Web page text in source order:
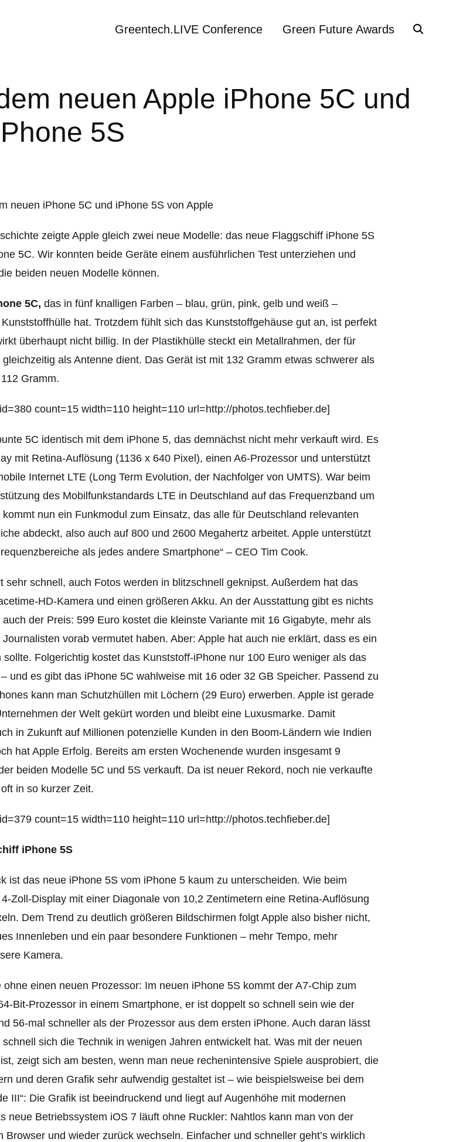
Greentech.LIVE Conference Green Future Awards
neuen Apple iPhone 5C und
5S
zeigte Apple gleich zwei neue Modelle: das neue Flaggschiff iPhone 5S
5C. Wir konnten beide Geräte einem ausführlichen Test unterziehen und
beiden neuen Modelle können.
5C, das in fünf knalligen Farben – blau, grün, pink, gelb und weiß –
hat. Trotzdem fühlt sich das Kunststoffgehäuse gut an, ist perfekt
überhaupt nicht billig. In der Plastikhülle steckt ein Metallrahmen, der für
als Antenne dient. Das Gerät ist mit 132 Gramm etwas schwerer als
Gramm.
count=15 width=110 height=110 url=http://photos.techfieber.de]
5C identisch mit dem iPhone 5, das demnächst nicht mehr verkauft wird. Es
mit Retina-Auflösung (1136 x 640 Pixel), einen A6-Prozessor und unterstützt
Internet LTE (Long Term Evolution, der Nachfolger von UMTS). War beim
des Mobilfunkstandards LTE in Deutschland auf das Frequenzband um
nun ein Funkmodul zum Einsatz, das alle für Deutschland relevanten
abdeckt, also auch auf 800 und 2600 Megahertz arbeitet. Apple unterstützt
als jedes andere Smartphone“ – CEO Tim Cook.
sehr schnell, auch Fotos werden in blitzschnell geknipst. Außerdem hat das
HD-Kamera und einen größeren Akku. An der Ausstattung gibt es nichts
der Preis: 599 Euro kostet die kleinste Variante mit 16 Gigabyte, mehr als
vorab vermutet haben. Aber: Apple hat auch nie erklärt, dass es ein
sollte. Folgerichtig kostet das Kunststoff-iPhone nur 100 Euro weniger als das
und es gibt das iPhone 5C wahlweise mit 16 oder 32 GB Speicher. Passend zu
kann man Schutzhüllen mit Löchern (29 Euro) erwerben. Apple ist gerade
der Welt gekürt worden und bleibt eine Luxusmarke. Damit
in Zukunft auf Millionen potenzielle Kunden in den Boom-Ländern wie Indien
hat Apple Erfolg. Bereits am ersten Wochenende wurden insgesamt 9
beiden Modelle 5C und 5S verkauft. Da ist neuer Rekord, noch nie verkaufte
in so kurzer Zeit.
count=15 width=110 height=110 url=http://photos.techfieber.de]
iPhone 5S
ist das neue iPhone 5S vom iPhone 5 kaum zu unterscheiden. Wie beim
Zoll-Display mit einer Diagonale von 10,2 Zentimetern eine Retina-Auflösung
Dem Trend zu deutlich größeren Bildschirmen folgt Apple also bisher nicht,
Innenleben und ein paar besondere Funktionen – mehr Tempo, mehr
Kamera.
ohne einen neuen Prozessor: Im neuen iPhone 5S kommt der A7-Chip zum
Bit-Prozessor in einem Smartphone, er ist doppelt so schnell sein wie der
56-mal schneller als der Prozessor aus dem ersten iPhone. Auch daran lässt
sich die Technik in wenigen Jahren entwickelt hat. Was mit der neuen
zeigt sich am besten, wenn man neue rechenintensive Spiele ausprobiert, die
und deren Grafik sehr aufwendig gestaltet ist – wie beispielsweise bei dem
III“: Die Grafik ist beeindruckend und liegt auf Augenhöhe mit modernen
neue Betriebssystem iOS 7 läuft ohne Ruckler: Nahtlos kann man von der
Browser und wieder zurück wechseln. Einfacher und schneller geht’s wirklich